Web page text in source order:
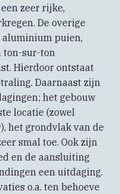
zeer rijke,
De overige
puien,
ton-sur-ton
Hierdoor ontstaat
Daarnaast zijn
het gebouw
locatie (zowel
het grondvlak van de
smal toe. Ook zijn
en de aansluiting
een uitdaging.
o.a. ten behoeve